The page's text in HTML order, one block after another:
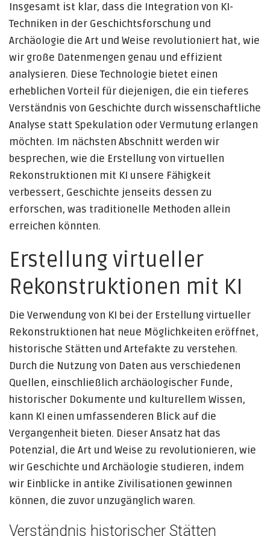
Insgesamt ist klar, dass die Integration von KI-
Techniken in der Geschichtsforschung und
Archäologie die Art und Weise revolutioniert hat, wie
wir große Datenmengen genau und effizient
analysieren. Diese Technologie bietet einen
erheblichen Vorteil für diejenigen, die ein tieferes
Verständnis von Geschichte durch wissenschaftliche
Analyse statt Spekulation oder Vermutung erlangen
möchten. Im nächsten Abschnitt werden wir
besprechen, wie die Erstellung von virtuellen
Rekonstruktionen mit KI unsere Fähigkeit
verbessert, Geschichte jenseits dessen zu
erforschen, was traditionelle Methoden allein
erreichen könnten.
Erstellung virtueller
Rekonstruktionen mit KI
Die Verwendung von KI bei der Erstellung virtueller
Rekonstruktionen hat neue Möglichkeiten eröffnet,
historische Stätten und Artefakte zu verstehen.
Durch die Nutzung von Daten aus verschiedenen
Quellen, einschließlich archäologischer Funde,
historischer Dokumente und kulturellem Wissen,
kann KI einen umfassenderen Blick auf die
Vergangenheit bieten. Dieser Ansatz hat das
Potenzial, die Art und Weise zu revolutionieren, wie
wir Geschichte und Archäologie studieren, indem
wir Einblicke in antike Zivilisationen gewinnen
können, die zuvor unzugänglich waren.
Verständnis historischer Stätten